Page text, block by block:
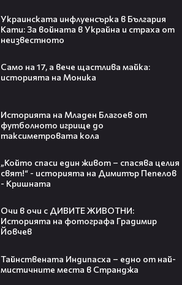
Украинската инфлуенсърка в България
Кати: За войната в Украйна и страха от
неизвестното
Само на 17, а вече щастлива майка:
историята на Моника
Историята на Младен Благоев от
футболното игрище до
таксиметровата кола
„Който спаси един живот – спасява целия
свят!“ - историята на Димитър Пепелов
- Кришната
Очи в очи с ДИВИТЕ ЖИВОТНИ:
Историята на фотографа Градимир
Йовчев
Тайнствената Индипасха – едно от най-
мистичните места в Странджа
ТРИТЕ ГРАДА
Безглутенов хляб от трици и
хърватски десерт от Милена
тортата | 3 авг. 2026 | част 1
5
хърватски десерт от Милена
Маркова-Маца | Черешката на
тортата | 3 авг. 2026 | част 2
Тийнейджър почти спечели над
милион долара с тотален гейминг
трол😯💥